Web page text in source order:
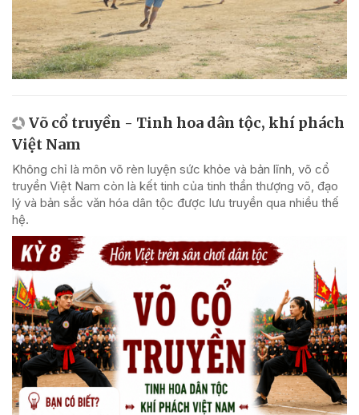
Võ cổ truyền - Tinh hoa dân tộc, khí phách
Việt Nam
Không chỉ là môn võ rèn luyện sức khỏe và bản lĩnh, võ cổ
truyền Việt Nam còn là kết tinh của tinh thần thượng võ, đạo
lý và bản sắc văn hóa dân tộc được lưu truyền qua nhiều thế
hệ.